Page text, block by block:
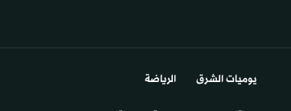
يوميات الشرق​ الرياضة